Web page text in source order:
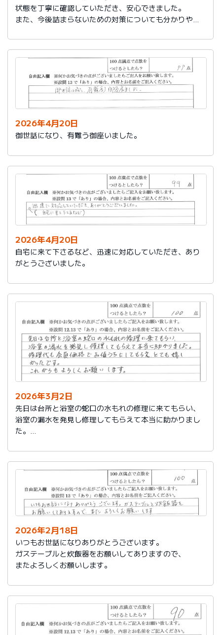
状態を丁寧に確認していただき、安心できました。
また、今後詰まらないための対策についても分かりやす
ありがとうございました。
2026年4月20日
御世話になり、有難う御座いました。
2026年4月20日
自宅に来て下さるなど、迅速に対応していただき、あり
がとうございました。
2026年3月2日
先日は台所と浴室の蛇口の水もれの修理に来てもらい、
浴室の漏水を発見し修理してもらえて本当に助かりまし
た。
かったです。
これからもよろしくお願いします。
2026年2月18日
いつもお世話になりありがとうございます。
ガステーブルと炊飯器をお願いしてありますので、
またよろしくお願いします。